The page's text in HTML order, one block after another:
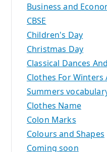
Business and
CBSE
Children's Day
Christmas Day
Classical Dances
Clothes For Winters
Summers
Clothes Name
Colon Marks
Colours and Shapes
Coming soon